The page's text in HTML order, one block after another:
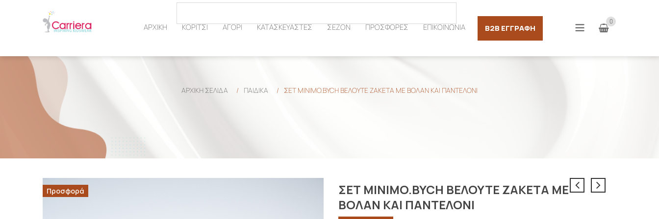
ΑΡΧΙΚΗ ΚΟΡΙΤΣΙ ΑΓΟΡΙ ΚΑΤΑΣΚΕΥΑΣΤΕΣ ΣΕΖΟΝ ΠΡΟΣΦΟΡΕΣ ΕΠΙΚΟΙΝΩΝΙΑ B2B ΕΓΓΡΑΦΉ
0
ΑΡΧΙΚΉ ΣΕΛΊΔΑ / ΠΑΙΔΙΚΑ / ΣΕΤ MINIMO.BYCH ΒΕΛΟΥΤΕ ΖΑΚΕΤΑ ΜΕ ΒΟΛΑΝ ΚΑΙ ΠΑΝΤΕΛΟΝΙ
Προσφορά
ΣΕΤ MINIMO.BYCH ΒΕΛΟΥΤΕ ΖΑΚΕΤΑ ΜΕ
ΒΟΛΑΝ ΚΑΙ ΠΑΝΤΕΛΟΝΙ